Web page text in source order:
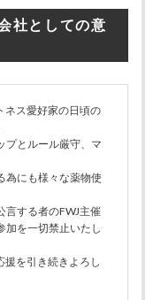
社としての意
ネス愛好家の日頃の
プとルール厳守、マ
為にも様々な薬物使
言する者のFWJ主催
加を一切禁止いたし
援を引き続きよろし